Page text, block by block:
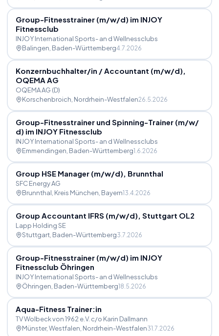
Group-Fitnesstrainer (m/w/d) im INJOY
Fitnessclub
INJOY International Sports- an d Wellnessclubs
Balingen , Baden-Württemberg4.7.2026
Konzernbuchhalter/in /Accountant (m/w/d),
OQEMA AG
OQEMA AG (D)
Korschenbroich , Nordrhein-Westfalen26.5.2026
Group-Fitnesstrainer und Spinning-Trainer (m/w/
d) im INJOY Fitnessclub
INJOY International Sports- an d Wellnessclubs
Emmendingen , Baden-Württemberg1.6.2026
Group HSE Manager (m/w/d), Brunnthal
SFC Energy AG
Brunnthal, Kreis München , Bayern13.4.2026
Group Accountant IFRS (m/w/d), Stuttgart OL2
Lapp Holding SE
Stuttgart, Baden-Württemberg3.7.2026
Group-Fitnesstrainer (m/w/d) im INJOY
Fitnessclub Öhringen
INJOY International Sports- an d Wellnessclubs
Öhringen , Baden-Württemberg18.5.2026
Aqua-Fitness Trainer:in
TV Wolbeck von 1962 e.V. c/o Karin Dallmann
Münster, Westfalen , Nordrhein-Westfalen31.7.2026